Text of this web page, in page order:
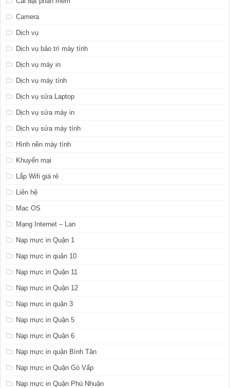
Camera
Dịch vụ
Dịch vụ bảo trì máy tính
Dịch vụ máy in
Dịch vụ máy tính
Dịch vụ sửa Laptop
Dịch vụ sửa máy in
Dịch vụ sửa máy tính
Hình nền máy tính
Khuyến mại
Lắp Wifi giá rẻ
Liên hệ
Mac OS
Mạng Internet – Lan
Nạp mực in Quận 1
Nạp mực in quận 10
Nạp mực in Quận 11
Nạp mực in Quận 12
Nạp mực in quận 3
Nạp mực in Quận 5
Nạp mực in Quận 6
Nạp mực in quận Bình Tân
Nạp mực in Quận Gò Vấp
Nạp mực in Quận Phú Nhuận